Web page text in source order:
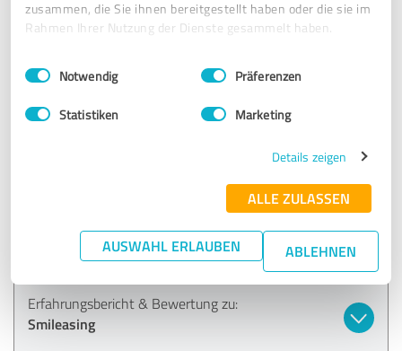
zusammen, die Sie ihnen bereitgestellt haben oder die sie im
Rahmen Ihrer Nutzung der Dienste gesammelt haben.
Impressum Datenschutzbestimmungen
Einwilligungsauswahl
Notwendig Präferenzen
Statistiken Marketing
Details zeigen
ALLE ZULASSEN
AUSWAHL ERLAUBEN ABLEHNEN
Smileasing
5,00 von 5
Empfehlung
Sehr guter Kontakt, hat alles super geklappt. Hat etwas
weiter empfehlen und auch selbst wieder kontaktieren.
Erfahrungsbericht & Bewertung zu:
Smileasing